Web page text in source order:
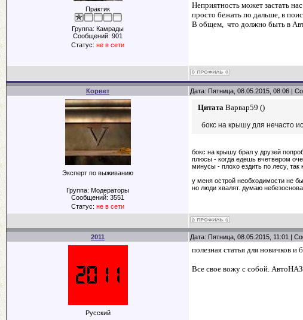
Практик
Группа: Камрады
Сообщений: 901
Статус: не в сети
Неприятность может застать
просто бежать по дальше, в
В общем, что должно быть в
Корвет Дата: Пятница, 08.05.2015, 08:06 |
Эксперт по выживанию
Группа: Модераторы
Сообщений: 3551
Статус: не в сети
Цитата Варвар59 ()
бокс на крышу для нечасто
бокс на крышу брал у друзей
плюсы - когда едешь вчетвером
минусы - плохо ездить по лесу, так
у меня острой необходимости не
но люди хвалят. думаю
2011 Дата: Пятница, 08.05.2015, 11:01 |
Русский
полезная статья для новичков и
Все свое вожу с собой. АвтоНАЗ